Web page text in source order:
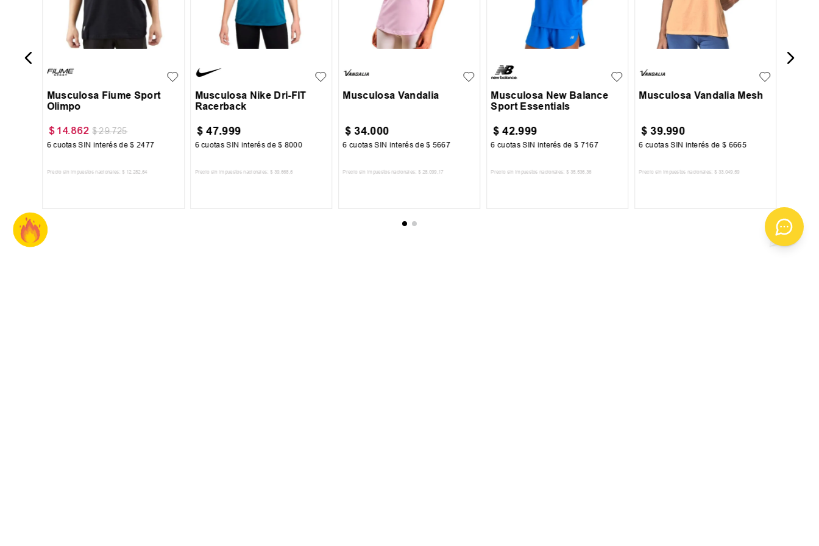
M XXL
Musculosa Fiume Sport
Olimpo
$ 14.862 $ 29.725
6 cuotas SIN interés de$ 2477
Precio sin impuestos nacionales: $ 12.282 ,64
M
Musculosa Nike Dri-FIT
Racerback
$ 47.999
6 cuotas SIN interés de$ 8000
Precio sin impuestos nacionales: $ 39.668 ,6
L
M XL
Musculosa Vandalia
$ 34.000
6 cuotas SIN interés de$ 5667
Precio sin impuestos nacionales: $ 28.099 ,17
L
M XL
Musculosa New Balance
Sport Essentials
$ 42.999
6 cuotas SIN interés de$ 7167
Precio sin impuestos nacionales: $ 35.536 ,36
L
Musculosa Vandalia Mesh
$ 39.990
6 cuotas SIN interés de$ 6665
Precio sin impuestos nacionales: $ 33.049 ,59